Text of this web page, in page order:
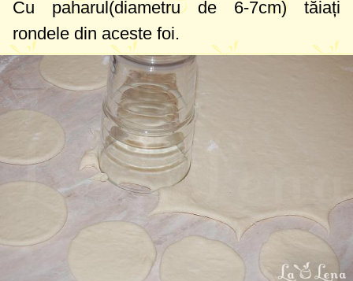
Cu paharul(diametru de 6-7cm) tăiați
rondele din aceste foi.